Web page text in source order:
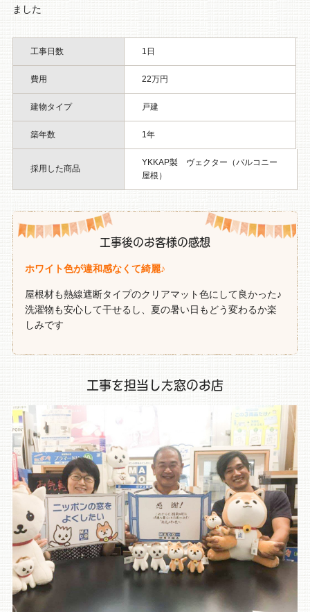
ました
工事日数 1日
費用 22万円
建物タイプ 戸建
築年数 1年
採用した商品
YKKAP製 ヴェクター（バルコニー
屋根）
工事後のお客様の感想
ホワイト色が違和感なくて綺麗♪
屋根材も熱線遮断タイプのクリアマット色にして良かった♪
洗濯物も安心して干せるし、夏の暑い日もどう変わるか楽
しみです
工事を担当した窓のお店